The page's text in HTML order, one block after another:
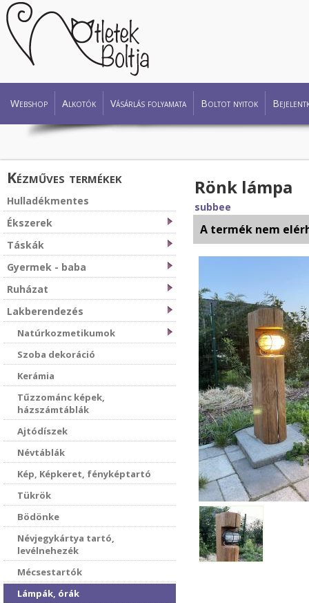
Webshop Alkotók Vásárlás folyamata Boltot nyitok
Kézműves termékek
Hulladékmentes
Ékszerek
Táskák
Gyermek - baba
Ruházat
Lakberendezés
Natúrkozmetikumok
Szoba dekoráció
Kerámia
Tűzzománc képek,
házszámtáblák
Ajtódíszek
Névtáblák
Kép, Képkeret, fényképtartó
Tükrök
Bödönke
Névjegykártya tartó,
levélnehezék
Mécsestartók
Lámpák, órák
Rönk lámpa
subbee
A termék nem